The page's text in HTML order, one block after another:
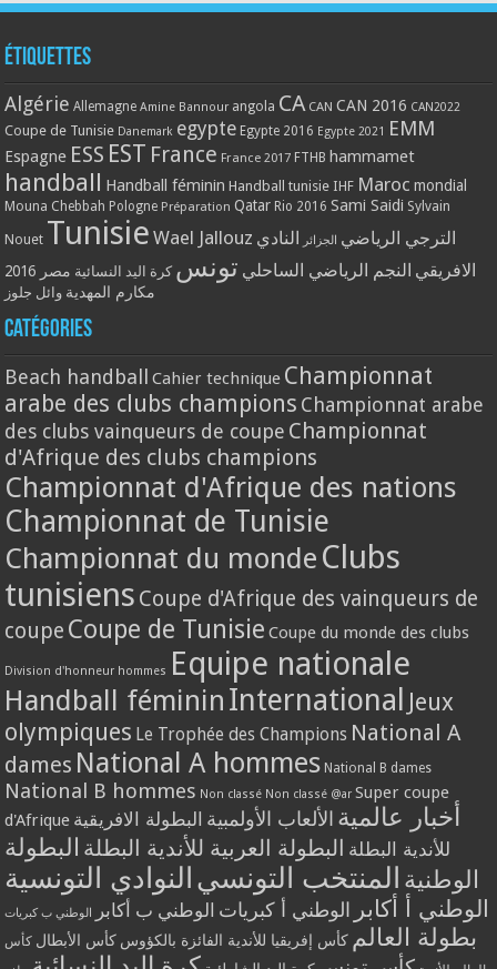
Étiquettes
Algérie Allemagne Amine Bannour angola CA CAN CAN 2016 CAN2022
Coupe de Tunisie Danemark egypte Egypte 2016 Egypte 2021 EMM
Espagne ESS EST France France 2017 FTHB hammamet
handball Handball féminin Handball tunisie IHF Maroc mondial
Mouna Chebbah Pologne Préparation Qatar Rio 2016 Sami Saidi Sylvain
Nouet Tunisie Wael Jallouz الترجي الرياضي الجزائر النادي
الافريقي النجم الرياضي الساحلي تونس كرة اليد النسائية مصر 2016
مكارم المهدية وائل جلوز
Catégories
Beach handball Cahier technique Championnat
arabe des clubs champions Championnat arabe
des clubs vainqueurs de coupe Championnat
d'Afrique des clubs champions
Championnat d'Afrique des nations
Championnat de Tunisie
Championnat du monde Clubs
tunisiens Coupe d'Afrique des vainqueurs de
coupe Coupe de Tunisie Coupe du monde des clubs
Division d'honneur hommes Equipe nationale
Handball féminin International Jeux
olympiques Le Trophée des Champions National A
dames National A hommes National B dames
National B hommes Non classé Non classé @ar Super coupe
d'Afrique
أخبار عالمية الألعاب الأولمبية البطولة الافريقية
للأندية البطلة البطولة العربية للأندية البطلة البطولة
الوطنية المنتخب التونسي النوادي التونسية
الوطني أ أكابر الوطني أ كبريات الوطني ب أكابر الوطني ب كبريات
بطولة العالم كأس إفريقيا للأندية الفائزة بالكؤوس كأس الأبطال كأس